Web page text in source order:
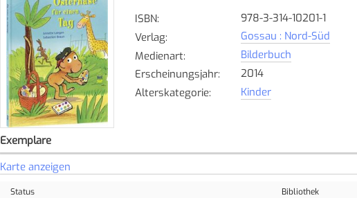
ISBN:
978-3-314-10201-1
Verlag:
Gossau : Nord-Süd
Medienart:
Bilderbuch
Erscheinungsjahr:
2014
Alterskategorie: Kinder
Exemplare
Karte anzeigen
Status Bibliothek